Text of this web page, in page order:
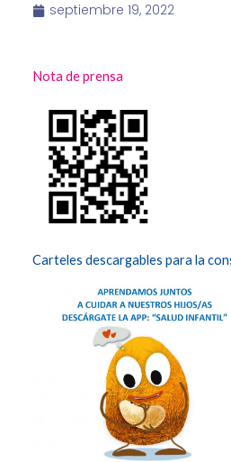
septiembre 19, 2022
Nota de prensa
Carteles descargables para la